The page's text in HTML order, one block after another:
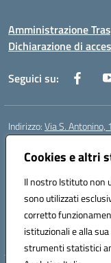
Cookies e altri
Il nostro Istituto non
sono utilizzati
corretto
istituzionali e alla
strumenti statistici
Amministrazione
Dichiarazione di
Seguici su:
Indirizzo:Via S.
Centralino:
Posta elettronica
Codice fiscale:
Codice meccanografico:
Codice Indice delle
Codice unico di